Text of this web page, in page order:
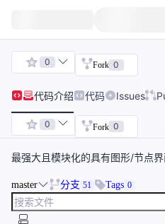
0 Fork 0
代码介绍 代码 Issues
0 Fork 0
最强大且模块化的具有图形/节点界
master 分支 51 Tags 0